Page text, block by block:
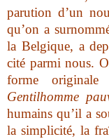
parution d’un
qu’on a
la Belgique, a
cité parmi nous.
forme originale
Gentilhomme
humains qu’il a
la simplicité, la